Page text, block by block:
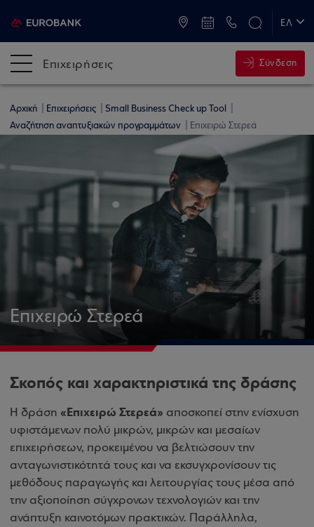
ΕΛ
Επιχειρήσεις Σύνδεση
Αρχική Επιχειρήσεις
Small Business Check up Tool
Αναζήτηση αναπτυξιακών προγραμμάτων
Επιχειρώ Στερεά
Επιχειρώ Στερεά
Σκοπός και χαρακτηριστικά της δράσης
Η δράση «Επιχειρώ Στερεά» αποσκοπεί στην ενίσχυση
υφιστάμενων πολύ μικρών, μικρών και μεσαίων
επιχειρήσεων, προκειμένου να βελτιώσουν την
ανταγωνιστικότητά τους και να εκσυγχρονίσουν τις
μεθόδους παραγωγής και λειτουργίας τους μέσα από
την αξιοποίηση σύγχρονων τεχνολογιών και την
ανάπτυξη καινοτόμων πρακτικών. Παράλληλα,